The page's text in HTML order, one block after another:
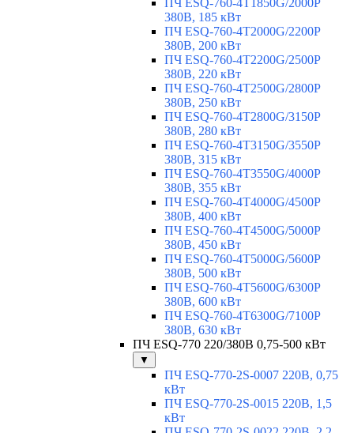
ПЧ ESQ-760-4T1850G/2000P
380В, 185 кВт
ПЧ ESQ-760-4T2000G/2200P
380В, 200 кВт
ПЧ ESQ-760-4T2200G/2500P
380В, 220 кВт
ПЧ ESQ-760-4T2500G/2800P
380В, 250 кВт
ПЧ ESQ-760-4T2800G/3150P
380В, 280 кВт
ПЧ ESQ-760-4T3150G/3550P
380В, 315 кВт
ПЧ ESQ-760-4T3550G/4000P
380В, 355 кВт
ПЧ ESQ-760-4T4000G/4500P
380В, 400 кВт
ПЧ ESQ-760-4T4500G/5000P
380В, 450 кВт
ПЧ ESQ-760-4T5000G/5600P
380В, 500 кВт
ПЧ ESQ-760-4T5600G/6300P
380В, 600 кВт
ПЧ ESQ-760-4T6300G/7100P
380В, 630 кВт
ПЧ ESQ-770 220/380В 0,75-500 кВт
▼
ПЧ ESQ-770-2S-0007 220В, 0,75
кВт
ПЧ ESQ-770-2S-0015 220В, 1,5
кВт